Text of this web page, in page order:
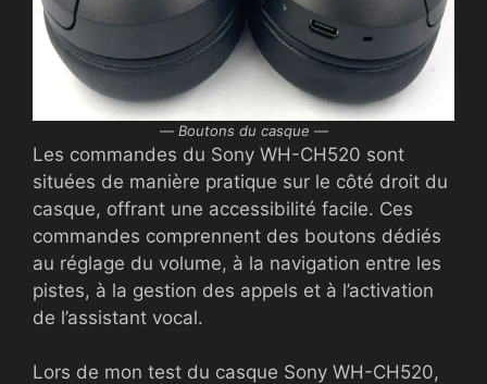
— Boutons du casque —
Les commandes du Sony WH-CH520 sont
situées de manière pratique sur le côté droit du
casque, offrant une accessibilité facile. Ces
commandes comprennent des boutons dédiés
au réglage du volume, à la navigation entre les
pistes, à la gestion des appels et à l’activation
de l’assistant vocal.
Lors de mon test du casque Sony WH-CH520,